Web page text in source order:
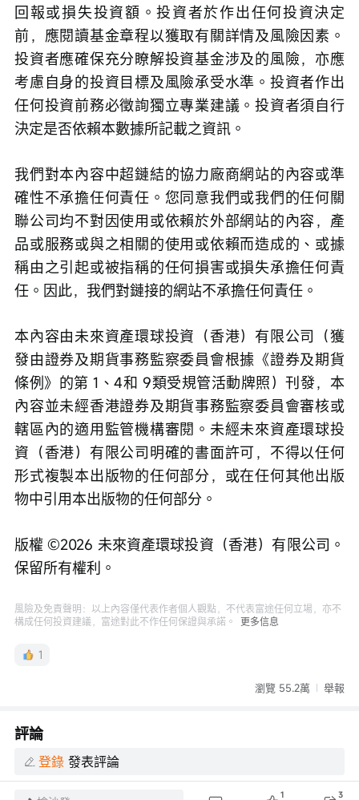
回報或損失投資額。投資者於作出任何投資決定
前，應閱讀基金章程以獲取有關詳情及風險因素。
投資者應確保充分瞭解投資基金涉及的風險，亦應
考慮自身的投資目標及風險承受水準。投資者作出
任何投資前務必徵詢獨立專業建議。投資者須自行
決定是否依賴本數據所記載之資訊。
我們對本內容中超鏈結的協力廠商網站的內容或準
確性不承擔任何責任。您同意我們或我們的任何關
聯公司均不對因使用或依賴於外部網站的內容，產
品或服務或與之相關的使用或依賴而造成的、或據
稱由之引起或被指稱的任何損害或損失承擔任何責
任。因此，我們對鏈接的網站不承擔任何責任。
本內容由未來資產環球投資（香港）有限公司（獲
發由證券及期貨事務監察委員會根據《證券及期貨
條例》的第 1、4和 9類受規管活動牌照）刊發，本
內容並未經香港證券及期貨事務監察委員會審核或
轄區內的適用監管機構審閱。未經未來資產環球投
資（香港）有限公司明確的書面許可，不得以任何
形式複製本出版物的任何部分，或在任何其他出版
物中引用本出版物的任何部分。
版權 ©️2026 未來資產環球投資（香港）有限公司。
保留所有權利。
風險及免責聲明：以上內容僅代表作者個人觀點，不代表富途任何立場，亦不
構成任何投資建議，富途對此不作任何保證與承諾。
更多信息
1
瀏覽 55.2萬 舉報
評論
登錄 發表評論
1 3